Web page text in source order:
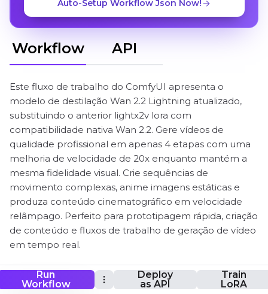
Run
Workflow
Deploy
as API
Train
LoRA
Auto-Setup Workflow Json Now!
Workflow API
Este fluxo de trabalho do ComfyUI apresenta o
modelo de destilação Wan 2.2 Lightning atualizado,
substituindo o anterior lightx2v lora com
compatibilidade nativa Wan 2.2. Gere vídeos de
qualidade profissional em apenas 4 etapas com uma
melhoria de velocidade de 20x enquanto mantém a
mesma fidelidade visual. Crie sequências de
movimento complexas, anime imagens estáticas e
produza conteúdo cinematográfico em velocidade
relâmpago. Perfeito para prototipagem rápida, criação
de conteúdo e fluxos de trabalho de geração de vídeo
em tempo real.